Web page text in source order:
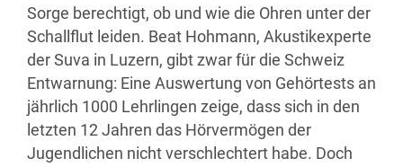
Sorge berechtigt, ob und wie die Ohren unter der
Schallflut leiden. Beat Hohmann, Akustikexperte
der Suva in Luzern, gibt zwar für die Schweiz
Entwarnung: Eine Auswertung von Gehörtests an
jährlich 1000 Lehrlingen zeige, dass sich in den
letzten 12 Jahren das Hörvermögen der
Jugendlichen nicht verschlechtert habe. Doch